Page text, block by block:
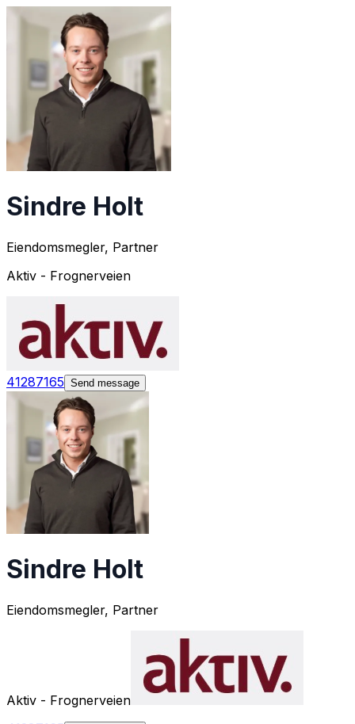
Sindre Holt
Eiendomsmegler, Partner
Aktiv - Frognerveien
41287165 Send message
Sindre Holt
Eiendomsmegler, Partner
Aktiv - Frognerveien